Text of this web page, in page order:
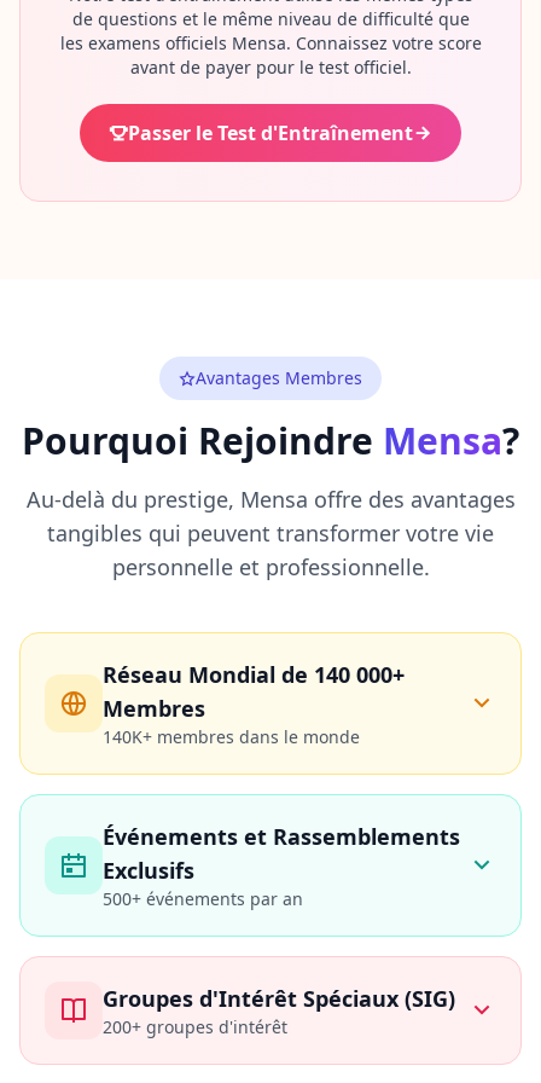
de questions et le même niveau de difficulté que
les examens officiels Mensa. Connaissez votre score
avant de payer pour le test officiel.
Passer le Test d'Entraînement
Avantages Membres
Pourquoi Rejoindre Mensa?
Au-delà du prestige, Mensa offre des avantages
tangibles qui peuvent transformer votre vie
personnelle et professionnelle.
Réseau Mondial de 140 000+
Membres
140K+ membres dans le monde
dans plus de 100 pays. Les membres de
Mensa incluent des lauréats du prix Nobel,
des PDG, des artistes et des innovateurs de
tous les domaines.
Événements et Rassemblements
Exclusifs
500+ événements par an
et internationaux, des conférences et des
événements sociaux. Le Rassemblement
Annuel réunit des milliers de membres pour
Groupes d'Intérêt Spéciaux (SIG)
200+ groupes d'intérêt